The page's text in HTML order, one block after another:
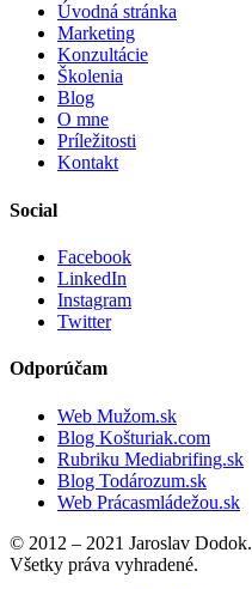
Úvodná stránka
Marketing
Konzultácie
Školenia
Blog
O mne
Príležitosti
Kontakt
Social
Facebook
LinkedIn
Instagram
Twitter
Odporúčam
Web Mužom.sk
Blog Košturiak.com
Rubriku Mediabrifing.sk
Blog Todározum.sk
Web Prácasmládežou.sk
© 2012 – 2021 Jaroslav Dodok.
Všetky práva vyhradené.